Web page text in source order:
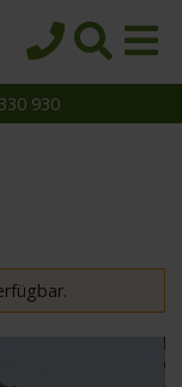
930